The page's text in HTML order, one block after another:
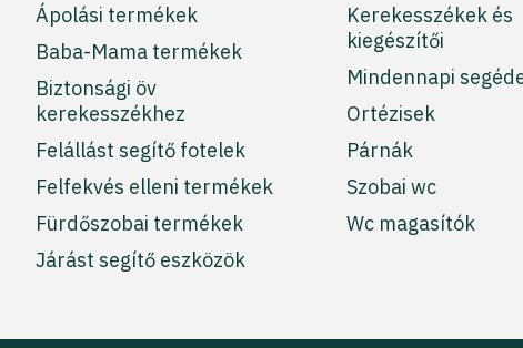
Ápolási termékek
Baba-Mama termékek
Biztonsági öv
kerekesszékhez
Felállást segítő fotelek
Felfekvés elleni termékek
Fürdőszobai termékek
Járást segítő eszközök
Kerekesszékek és
kiegészítői
Mindennapi
Ortézisek
Párnák
Szobai wc
Wc magasítók